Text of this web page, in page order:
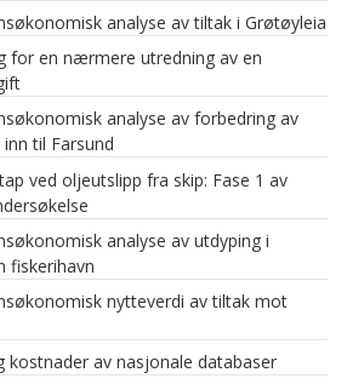
analyse av tiltak i Grøtøyleia
for en nærmere utredning av en
analyse av forbedring av
til Farsund
ved oljeutslipp fra skip: Fase 1 av
analyse av utdyping i
fiskerihavn
nytteverdi av tiltak mot
kostnader av nasjonale databaser